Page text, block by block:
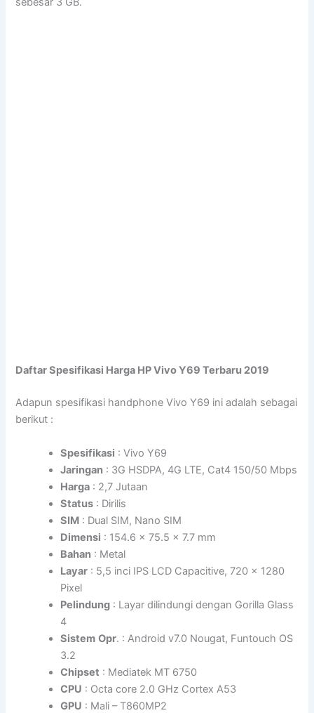
Daftar Spesifikasi Harga HP Vivo Y69 Terbaru 2019
Adapun spesifikasi handphone Vivo Y69 ini adalah sebagai
berikut :
Spesifikasi : Vivo Y69
Jaringan : 3G HSDPA, 4G LTE, Cat4 150/50 Mbps
Harga : 2,7 Jutaan
Status : Dirilis
SIM : Dual SIM, Nano SIM
Dimensi : 154.6 x 75.5 x 7.7 mm
Bahan : Metal
Layar : 5,5 inci IPS LCD Capacitive, 720 x 1280
Pixel
Pelindung : Layar dilindungi dengan Gorilla Glass
4
Sistem Opr. : Android v7.0 Nougat, Funtouch OS
3.2
Chipset : Mediatek MT 6750
CPU : Octa core 2.0 GHz Cortex A53
GPU : Mali – T860MP2